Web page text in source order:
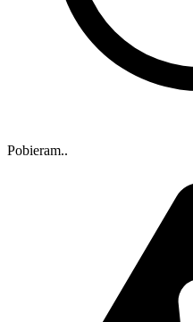
Pobieram..